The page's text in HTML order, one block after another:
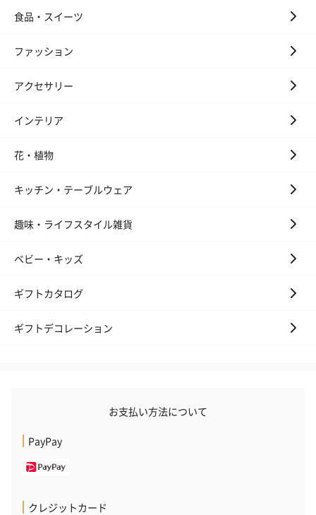
食品・スイーツ
ファッション
アクセサリー
インテリア
花・植物
キッチン・テーブルウェア
趣味・ライフスタイル雑貨
ベビー・キッズ
ギフトカタログ
ギフトデコレーション
お支払い方法について
PayPay
クレジットカード